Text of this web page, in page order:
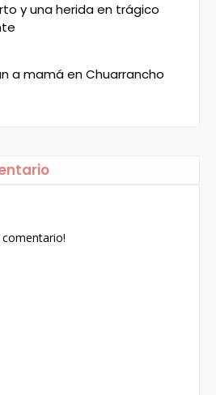
y una herida en trágico
a mamá en Chuarrancho